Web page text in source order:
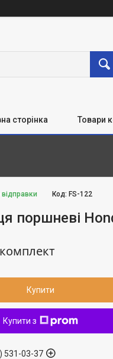
сторінка Товари
відправки Код: FS-122
поршневі
Купити
Купити з
531-03-37